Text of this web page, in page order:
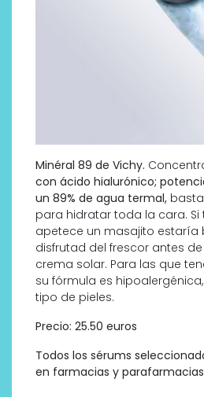
Minéral 89 de Vichy.
con ácido hialurónico;
un 89% de agua termal,
para hidratar toda la cara. Si
apetece un masajito estaría
disfrutad del frescor antes
crema solar. Para las que
su fórmula es
tipo de pieles.
Precio: 25.50 euros
Todos los sérums
en farmacias y